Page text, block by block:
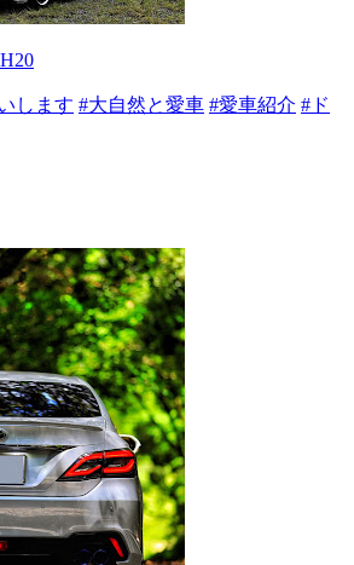
します #大自然と愛車 #愛車紹介 #ド